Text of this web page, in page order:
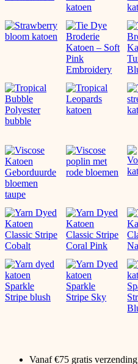
Vanaf €75 gratis verzending